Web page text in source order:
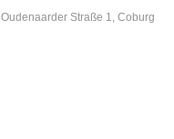
Oudenaarder Straße 1, Coburg